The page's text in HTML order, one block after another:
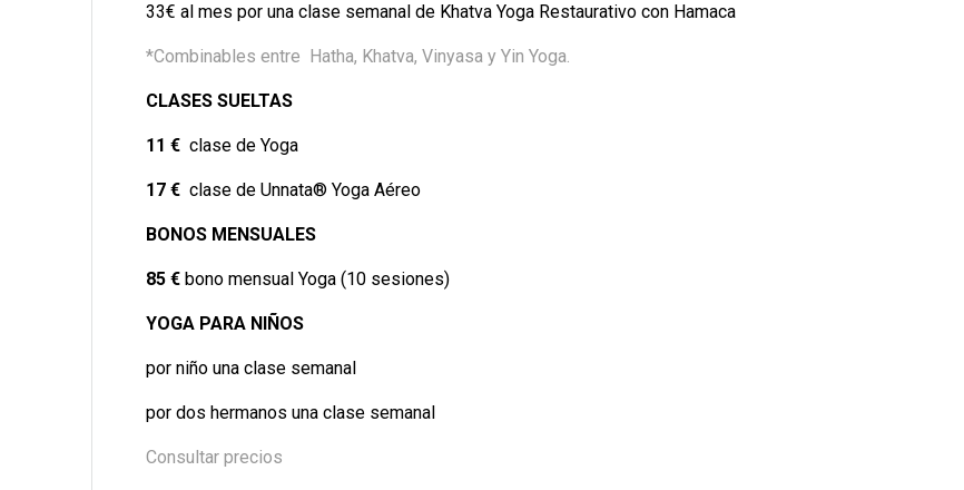
33€ al mes por una clase semanal de Khatva Yoga Restaurativo con Hamaca
*Combinables entre Hatha, Khatva, Vinyasa y Yin Yoga.
CLASES SUELTAS
11 € clase de Yoga
17 € clase de Unnata® Yoga Aéreo
BONOS MENSUALES
85 € bono mensual Yoga (10 sesiones)
YOGA PARA NIÑOS
por niño una clase semanal
por dos hermanos una clase semanal
Consultar precios